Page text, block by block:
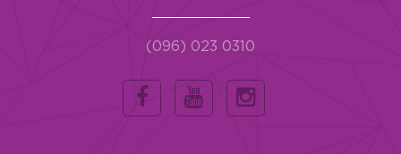
(096) 023 0310